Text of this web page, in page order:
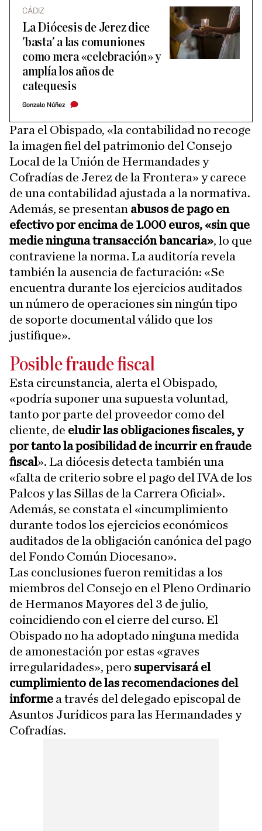
CÁDIZ
La Diócesis de Jerez dice
'basta' a las comuniones
como mera «celebración» y
amplía los años de
catequesis
Gonzalo Núñez
Para el Obispado, «la contabilidad no recoge
la imagen fiel del patrimonio del Consejo
Local de la Unión de Hermandades y
Cofradías de Jerez de la Frontera» y carece
de una contabilidad ajustada a la normativa.
Además, se presentan abusos de pago en
efectivo por encima de 1.000 euros, «sin que
medie ninguna transacción bancaria», lo que
contraviene la norma. La auditoría revela
también la ausencia de facturación: «Se
encuentra durante los ejercicios auditados
un número de operaciones sin ningún tipo
de soporte documental válido que los
justifique».
Posible fraude fiscal
Esta circunstancia, alerta el Obispado,
«podría suponer una supuesta voluntad,
tanto por parte del proveedor como del
cliente, de eludir las obligaciones fiscales, y
por tanto la posibilidad de incurrir en fraude
fiscal». La diócesis detecta también una
«falta de criterio sobre el pago del IVA de los
Palcos y las Sillas de la Carrera Oficial».
Además, se constata el «incumplimiento
durante todos los ejercicios económicos
auditados de la obligación canónica del pago
del Fondo Común Diocesano».
Las conclusiones fueron remitidas a los
miembros del Consejo en el Pleno Ordinario
de Hermanos Mayores del 3 de julio,
coincidiendo con el cierre del curso. El
Obispado no ha adoptado ninguna medida
de amonestación por estas «graves
irregularidades», pero supervisará el
cumplimiento de las recomendaciones del
informe a través del delegado episcopal de
Asuntos Jurídicos para las Hermandades y
Cofradías.